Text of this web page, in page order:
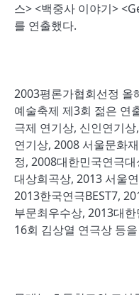
스> <백중사 이야기>
를 연출했다.
2003평론가협회선정 올
예술축제 제3회 젊은 연
극제 연기상, 신인연기
연기상, 2008 서울문화
정, 2008대한민국연극
대상희곡상, 2013 서울
2013한국연극BEST7,
부문최우수상, 2013대
16회 김상열 연극상 등